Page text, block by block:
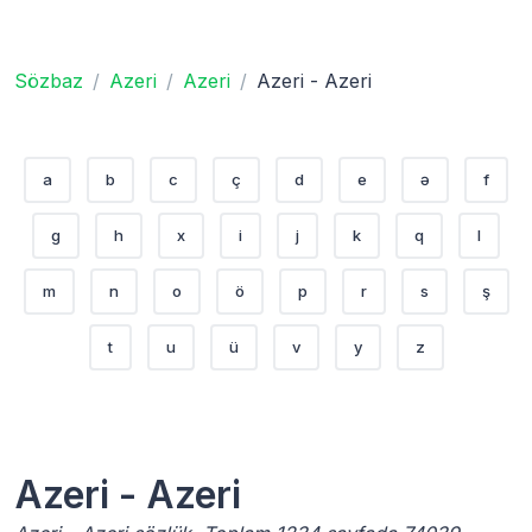
Sözbaz Azeri Azeri Azeri - Azeri
a b c ç d e ə f
g h x i j k q l
m n o ö p r s ş
t u ü v y z
Azeri - Azeri